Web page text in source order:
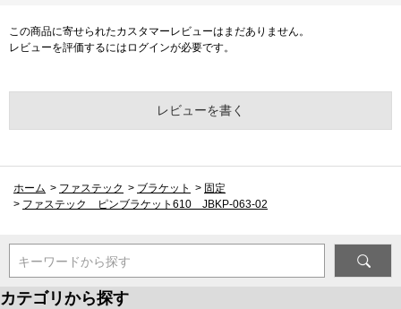
この商品に寄せられたカスタマーレビューはまだありません。
レビューを評価するには ログインが必要です。
レビューを書く
ホーム > ファステック > ブラケット > 固定
> ファステック ピンブラケット610 JBKP-063-02
キーワードから探す
カテゴリから探す